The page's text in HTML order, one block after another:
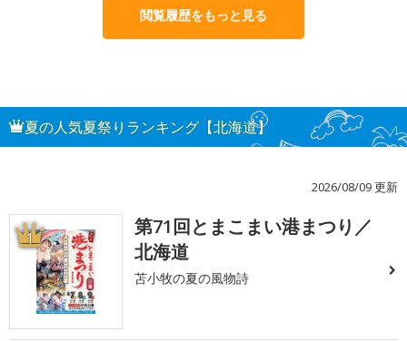
閲覧履歴をもっと見る
夏の人気夏祭りランキング【北海道】
2026/08/09 更新
1
第71回とまこまい港まつり／
北海道
苫小牧の夏の風物詩